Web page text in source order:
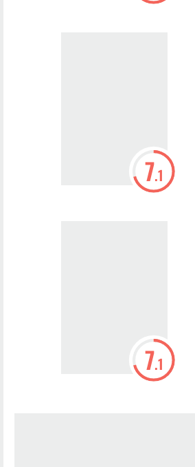
7.1
7.1